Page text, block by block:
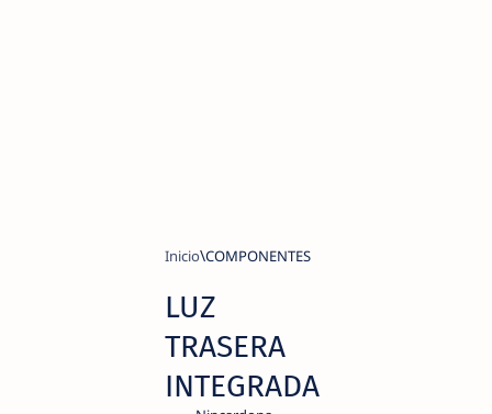
Inicio COMPONENTES
LUZ
TRASERA
INTEGRADA